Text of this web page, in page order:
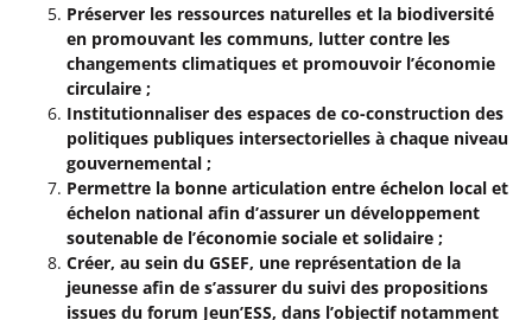
Préserver les ressources naturelles et la biodiversité
en promouvant les communs, lutter contre les
changements climatiques et promouvoir l’économie
circulaire ;
Institutionnaliser des espaces de co-construction des
politiques publiques intersectorielles à chaque niveau
gouvernemental ;
Permettre la bonne articulation entre échelon local et
échelon national afin d’assurer un développement
soutenable de l’économie sociale et solidaire ;
Créer, au sein du GSEF, une représentation de la
jeunesse afin de s’assurer du suivi des propositions
issues du forum Jeun’ESS, dans l’objectif notamment